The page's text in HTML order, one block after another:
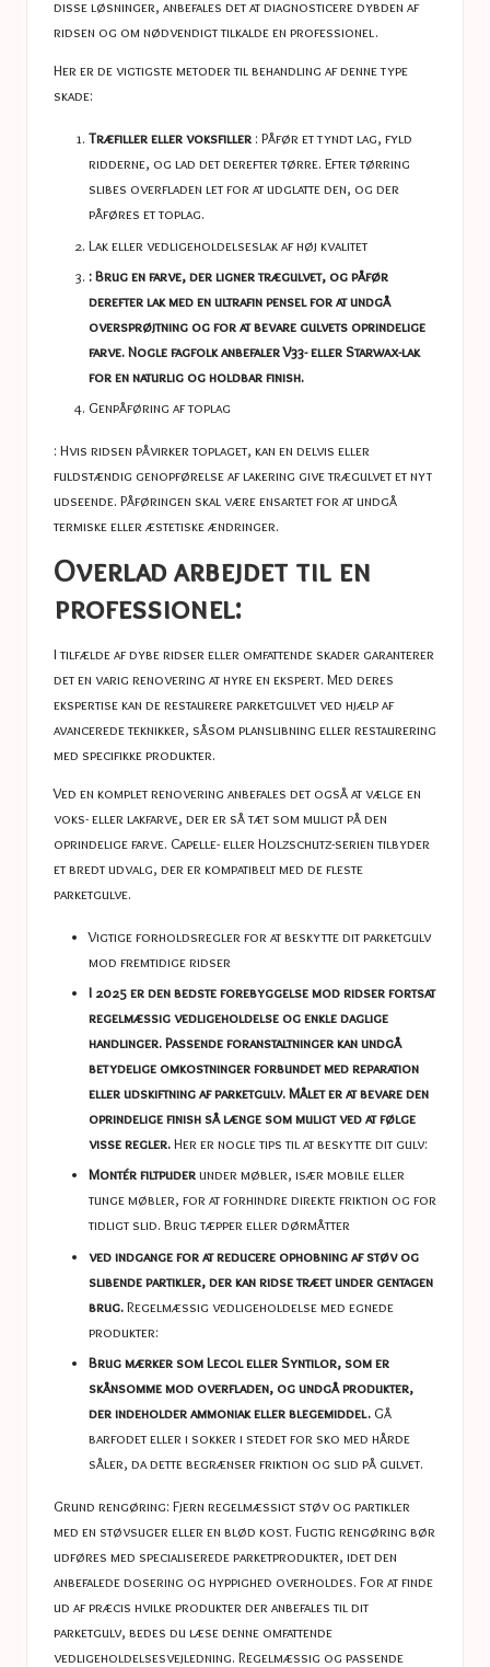
disse løsninger, anbefales det at diagnosticere dybden af ​​
ridsen og om nødvendigt tilkalde en professionel.
Her er de vigtigste metoder til behandling af denne type
skade:
Træfiller eller voksfiller : Påfør et tyndt lag, fyld
ridderne, og lad det derefter tørre. Efter tørring
slibes overfladen let for at udglatte den, og der
påføres et toplag.
Lak eller vedligeholdelseslak af høj kvalitet
: Brug en farve, der ligner trægulvet, og påfør
derefter lak med en ultrafin pensel for at undgå
oversprøjtning og for at bevare gulvets oprindelige
farve. Nogle fagfolk anbefaler V33- eller Starwax-lak
for en naturlig og holdbar finish.
Genpåføring af toplag
: Hvis ridsen påvirker toplaget, kan en delvis eller
fuldstændig genopførelse af lakering give trægulvet et nyt
udseende. Påføringen skal være ensartet for at undgå
termiske eller æstetiske ændringer.
Overlad arbejdet til en
professionel:
I tilfælde af dybe ridser eller omfattende skader garanterer
det en varig renovering at hyre en ekspert. Med deres
ekspertise kan de restaurere parketgulvet ved hjælp af
avancerede teknikker, såsom planslibning eller restaurering
med specifikke produkter.
Ved en komplet renovering anbefales det også at vælge en
voks- eller lakfarve, der er så tæt som muligt på den
oprindelige farve. Capelle- eller Holzschutz-serien tilbyder
et bredt udvalg, der er kompatibelt med de fleste
parketgulve.
Vigtige forholdsregler for at beskytte dit parketgulv
mod fremtidige ridser
I 2025 er den bedste forebyggelse mod ridser fortsat
regelmæssig vedligeholdelse og enkle daglige
handlinger. Passende foranstaltninger kan undgå
betydelige omkostninger forbundet med reparation
eller udskiftning af parketgulv. Målet er at bevare den
oprindelige finish så længe som muligt ved at følge
visse regler.Her er nogle tips til at beskytte dit gulv:
Montér filtpuderunder møbler, især mobile eller
tunge møbler, for at forhindre direkte friktion og for
tidligt slid. Brug tæpper eller dørmåtter
ved indgange for at reducere ophobning af støv og
slibende partikler, der kan ridse træet under gentagen
brug.Regelmæssig vedligeholdelse med egnede
produkter:
Brug mærker som Lecol eller Syntilor, som er
skånsomme mod overfladen, og undgå produkter,
der indeholder ammoniak eller blegemiddel.Gå
barfodet eller i sokker i stedet for sko med hårde
såler, da dette begrænser friktion og slid på gulvet.
Grund rengøring: Fjern regelmæssigt støv og partikler
med en støvsuger eller en blød kost. Fugtig rengøring bør
udføres med specialiserede parketprodukter, idet den
anbefalede dosering og hyppighed overholdes. For at finde
ud af præcis hvilke produkter der anbefales til dit
parketgulv, bedes du læse denne omfattende
vedligeholdelsesvejledning. Regelmæssig og passende